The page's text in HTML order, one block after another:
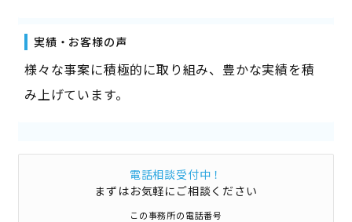
実績・お客様の声
様々な事案に積極的に取り組み、豊かな実績を積
み上げています。
電話相談受付中！
まずはお気軽にご相談ください
この事務所の電話番号